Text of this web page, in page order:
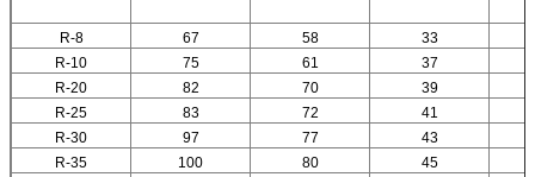
R-8 67 58
33
R-10
75 61 37
R-20
82 70
39
R-25
83 72
41
R-30
97 77
43
R-35
100 80
45